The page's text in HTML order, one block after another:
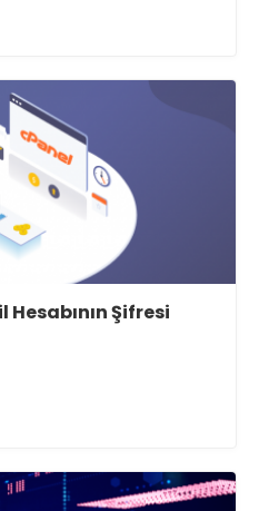
Şifresi